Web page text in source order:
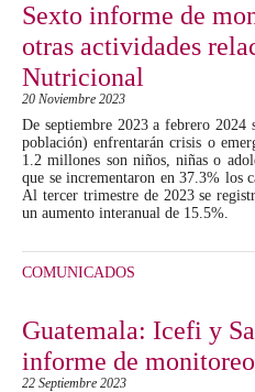
Sexto informe de
otras actividades
Nutricional
20 Noviembre 2023
De septiembre 2023 a febrero 2024
población) enfrentarán crisis o
1.2 millones son niños, niñas o
que se incrementaron en 37.3% los
Al tercer trimestre de 2023 se
un aumento interanual de 15.5%.
COMUNICADOS
Guatemala: Icefi y
informe de
22 Septiembre 2023